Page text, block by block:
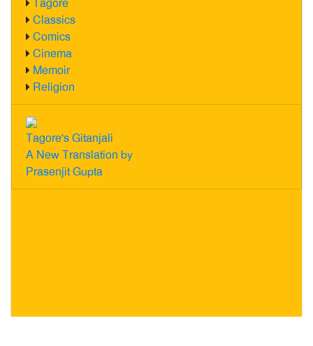
Tagore
Classics
Comics
Cinema
Memoir
Religion
Tagore's Gitanjali
A New Translation by
Prasenjit Gupta